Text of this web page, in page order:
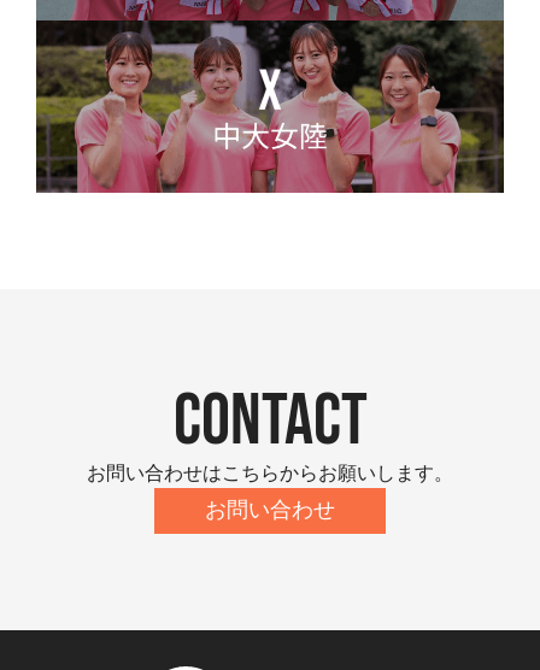
contact
お問い合わせはこちらからお願いします。
お問い合わせ